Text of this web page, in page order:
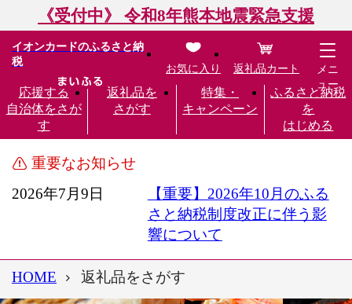
《受付中》 令和8年熊本地震緊急支援
イオンカードのふるさと納
税
応援する
自治体をさが
す
返礼品を
さがす
特集・
キャンペーン
ふるさと納税
を
はじめる
お気に入り 返礼品カート
メニ
ュー
重要なお知らせ
2026年7月9日
【重要】2026年10月のふる
さと納税制度改正に伴う影
響について
HOME 返礼品をさがす